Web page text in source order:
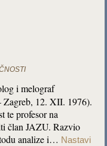
i melograf
Zagreb, 12. XII. 1976).
te profesor na
član JAZU. Razvio
analize i… Nastavi